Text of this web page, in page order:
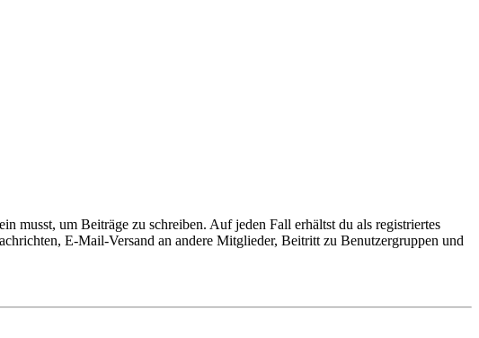
musst, um Beiträge zu schreiben. Auf jeden Fall erhältst du als registriertes
E-Mail-Versand an andere Mitglieder, Beitritt zu Benutzergruppen und